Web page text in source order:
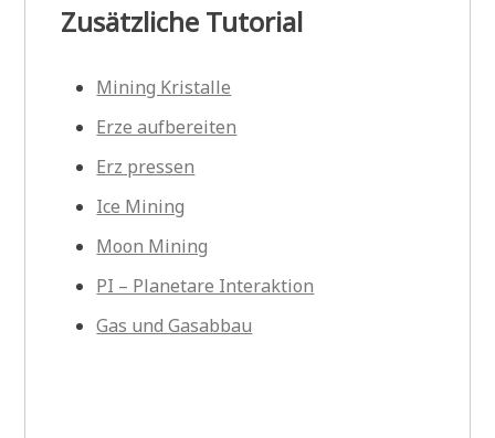
Zusätzliche Tutorial
Mining Kristalle
Erze aufbereiten
Erz pressen
Ice Mining
Moon Mining
PI – Planetare Interaktion
Gas und Gasabbau